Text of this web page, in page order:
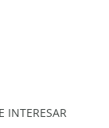
INTERESAR